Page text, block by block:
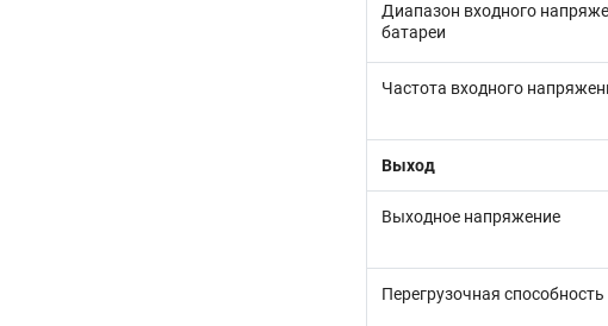
Диапазон входного
батареи
Частота входного
Выход
Выходное напряжение
Перегрузочная способность